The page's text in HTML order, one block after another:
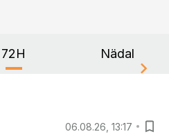
72H Nädal
06.08.26, 13:17